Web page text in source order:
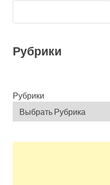
Рубрики
Рубрики